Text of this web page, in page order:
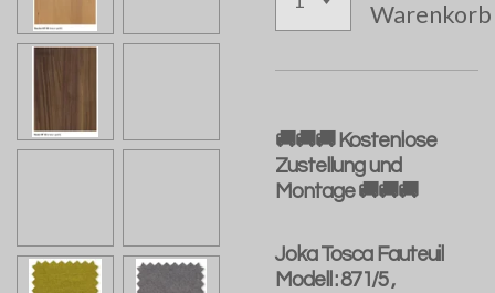
Warenkorb
🚚🚚🚚 Kostenlose
Zustellung und
Montage 🚚🚚🚚
Joka Tosca Fauteuil
Modell : 871/5 ,